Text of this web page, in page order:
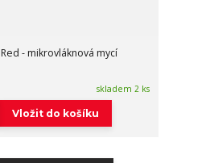
- mikrovláknová mycí
skladem 2 ks
Vložit do košíku